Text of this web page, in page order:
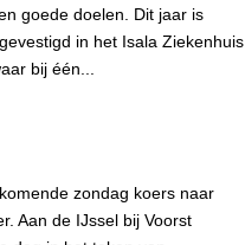
goede doelen. Dit jaar is
in het Isala Ziekenhuis
bij één...
zondag koers naar
Aan de IJssel bij Voorst